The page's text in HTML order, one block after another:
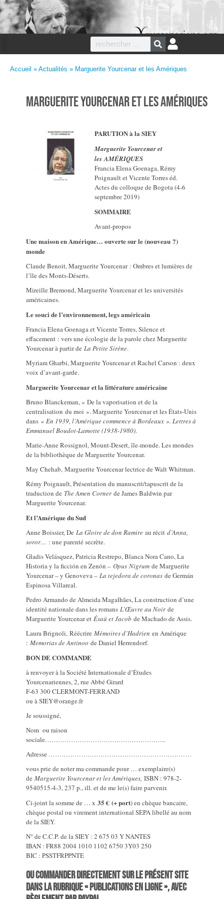
Accueil » Actualités » Marguerite Yourcenar et les Amériques
Marguerite Yourcenar et les Amériques
PARUTION à la SIEY
Marguerite Yourcenar et
lesAMÉRIQUES
Francia Elena Goenaga, Rémy
Poignault et Vicente Torres éd.
Actes du colloque de Bogota (4-6
septembre 2019)
SOMMAIRE
Avant-propos
Une maison en Amérique… ouverte sur le (nouveau ?)
monde
Claude Benoit, Marguerite Yourcenar : Ombres et lumières de
l’île des Monts-Déserts.
Mireille Bremond, Marguerite Yourcenar et les universités
américaines.
Le souci de l’environnement, legs américain
Francia Elena Goenaga et Vicente Torres, Silence et
effacement : vers une écologie de la parole chez Marguerite
Yourcenar à partir deLa Petite Sirène.
Myriam Gharbi, Marguerite Yourcenar et Rachel Carson : deux
voix d’avant-garde.
Marguerite Yourcenar et la littérature américaine
Bruno Blanckeman, « De la vaporisation et de la
centralisation du moi ». Marguerite Yourcenar et les États-Unis
dans « En 1939, l’Amérique commence à Bordeaux ». Lettres à
Emmanuel Boudot-Lamotte (1938-1980).
Marie-Anne Rossignol, Mount-Desert, île-monde. Les mondes
de la bibliothèque de Marguerite Yourcenar.
May Chehab, Marguerite Yourcenar lectrice de Walt Whitman.
Rémy Poignault, Présentation du manuscrit/tapuscrit de la
traduction de The Amen Cornerde James Baldwin par
Marguerite Yourcenar.
Et l’Amérique du Sud
Anne Boissier, DeLa Gloire de don Ramire au récitd’Anna,
soror… : une parenté secrète.
Gladis Velásquez, Patricia Restrepo, Blanca Nora Cano, La
Historia y la ficción en Zenón –Opus Nigrum de Marguerite
Yourcenar – y Genoveva –La tejedora de coronas de Germán
Espinosa Villareal.
Pedro Armando de Almeida Magalhães, La construction d’une
identité nationale dans les romansL’Œuvre au Noirde
Marguerite Yourcenar etÉsaü et Jacob de Machado de Assis.
Laura Brignoli, RéécrireMémoires d’Hadrien en Amérique
:Memorias de Antinoo de Daniel Herrendorf.
BON DE COMMANDE
à renvoyer à la Société Internationale d’Études
Yourcenariennes, 2, rue Abbé Girard
F-63 300 CLERMONT-FERRAND
ou à SIEY@orange.fr
Je soussigné,
Nom ou raison
sociale………………………………………………..
Adresse …………………………………………………………
vous prie de noter ma commande pour … exemplaire(s)
deMarguerite Yourcenar et les Amériques,ISBN : 978-2-
9540515-4-3, 237 p., ill. et de me le(s) faire parvenir.
Ci-joint la somme de … x35 € (+ port) en chèque bancaire,
chèque postal ou virement international SEPA libellé au nom
de la SIEY.
N° de C.C.P. de la SIEY : 2 675 03 Y NANTES
IBAN : FR88 2004 1010 1102 6750 3Y03 250
BIC : PSSTFRPPNTE
ou commander directement sur le présent site
dans la rubrique « Publications en ligne », avec